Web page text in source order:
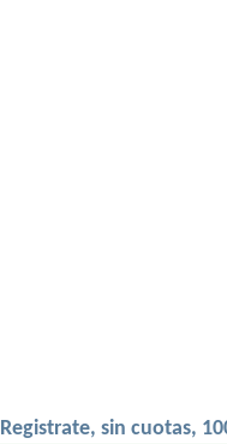
Registrate, sin cuotas,